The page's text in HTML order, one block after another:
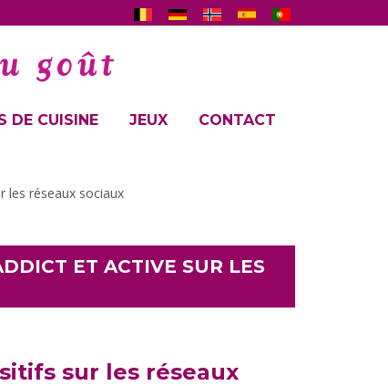
DE CUISINE JEUX CONTACT
les réseaux sociaux
ET ACTIVE SUR LES
sur les réseaux